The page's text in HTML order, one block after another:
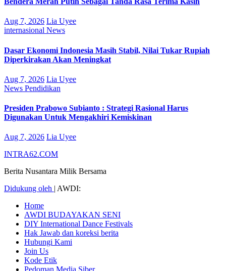
Aug 7, 2026 Lia Uyee
internasional News
Dasar Ekonomi Indonesia Masih Stabil, Nilai Tukar Rupiah
Diperkirakan Akan Meningkat
Aug 7, 2026 Lia Uyee
News Pendidikan
Presiden Prabowo Subianto : Strategi Rasional Harus
Digunakan Untuk Mengakhiri Kemiskinan
Aug 7, 2026 Lia Uyee
INTRA62.COM
Berita Nusantara Milik Bersama
Didukung oleh | AWDI:
Home
AWDI BUDAYAKAN SENI
DIY International Dance Festivals
Hak Jawab dan koreksi berita
Hubungi Kami
Join Us
Kode Etik